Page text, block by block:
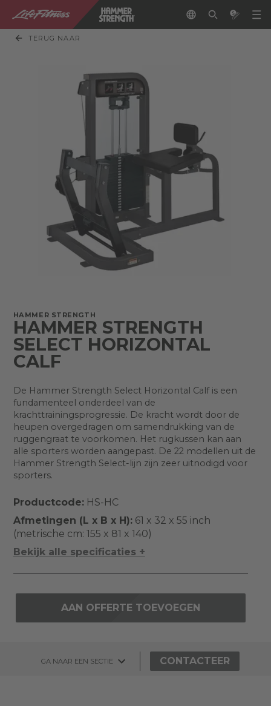
TERUG NAAR
HAMMER STRENGTH
HAMMER STRENGTH
SELECT HORIZONTAL
CALF
De Hammer Strength Select Horizontal Calf is een
fundamenteel onderdeel van de
krachttrainingsprogressie. De kracht wordt door de
heupen overgedragen om samendrukking van de
ruggengraat te voorkomen. Het rugkussen kan aan
alle sporters worden aangepast. De 22 modellen uit de
Hammer Strength Select-lijn zijn zeer uitnodigd voor
sporters.
Productcode:HS-HC
Afmetingen (L x B x H):61 x 32 x 55 inch
(metrische cm: 155 x 81 x 140)
Bekijk alle specificaties +
AAN OFFERTE TOEVOEGEN
GA NAAR EEN SECTIE CONTACTEER